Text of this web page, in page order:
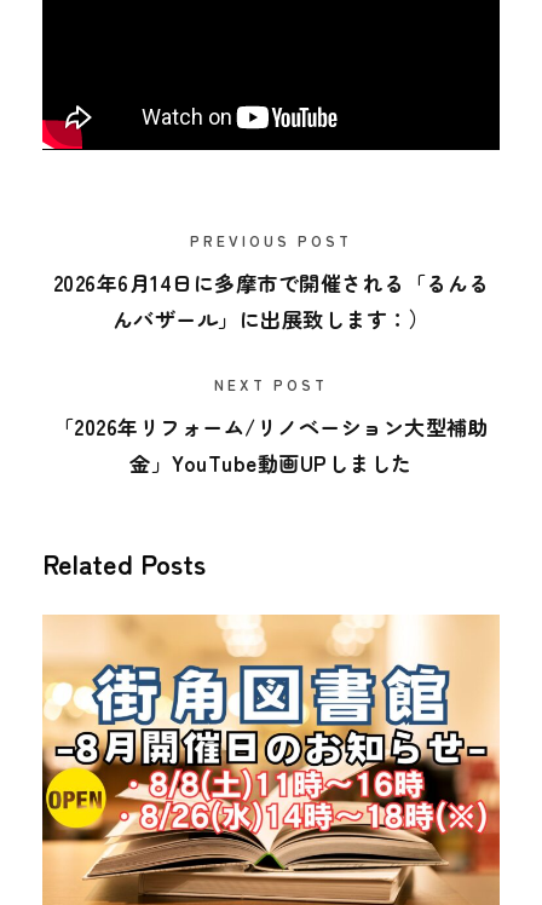
PREVIOUS POST
2026年6月14日に多摩市で開催される「るんる
んバザール」に出展致します：）
NEXT POST
「2026年リフォーム/リノベーション大型補助
金」YouTube動画UPしました
Related Posts